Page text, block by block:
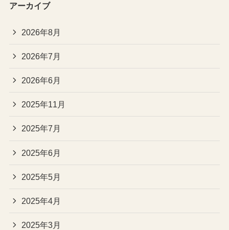
アーカイブ
2026年8月
2026年7月
2026年6月
2025年11月
2025年7月
2025年6月
2025年5月
2025年4月
2025年3月